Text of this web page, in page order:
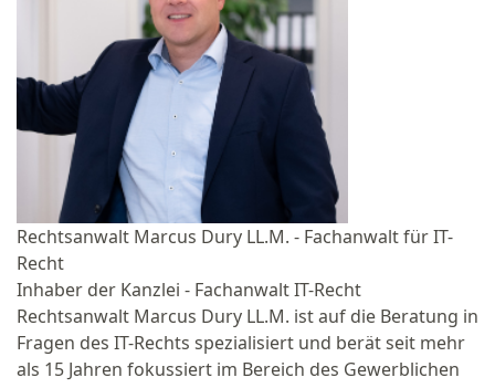
Rechtsanwalt Marcus Dury LL.M. - Fachanwalt für IT-
Recht
Inhaber der Kanzlei - Fachanwalt IT-Recht
Rechtsanwalt Marcus Dury LL.M. ist auf die Beratung in
Fragen des IT-Rechts spezialisiert und berät seit mehr
als 15 Jahren fokussiert im Bereich des Gewerblichen